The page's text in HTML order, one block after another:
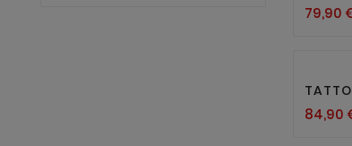
79,90
84,90